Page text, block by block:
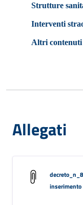
Strutture
Interventi
Altri contenuti
Allegati